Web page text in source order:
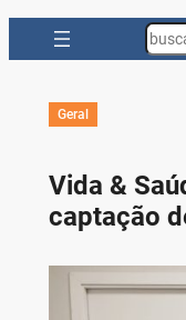
Geral
Vida &
captação